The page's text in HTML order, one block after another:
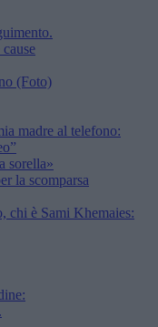
(Foto)
madre al telefono:
sorella»
la scomparsa
chi è Sami Khemaies: